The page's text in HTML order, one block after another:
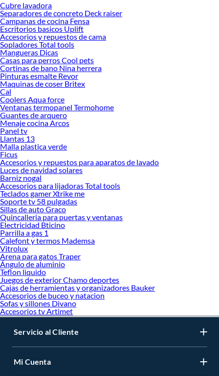
Desde remodelaciones hasta proyectos de decoración, estamos aquí para hacer
tus ideas realidad. ¡Visítanos y encuentra todo lo que tenemos para ofrecerte en
Neumáticos!
Explora la variedad de productos de Neumáticos en Sodimac
Herramientas, materiales y accesorios de calidad para tus proyectos y
renovación de espacios. ¡Visítanos y descubre todo lo que tenemos para
ofrecerte!
Encuentra una amplia variedad de productos de Neumáticos en Sodimac.
Encuentra todo lo necesario para tus proyectos de renovación y decoración.
¡Visítanos y haz tus ideas realidad!
Cubre lavadora
Separadores de concreto Deck raiser
Campanas de cocina Fensa
Escritorios basicos Uplift
Accesorios y repuestos de cama
Sopladores Total tools
Mangueras Dicas
Casas para perros Cool pets
Cortinas de bano Nina herrera
Pinturas esmalte Revor
Maquinas de coser Britex
Cal
Coolers Aqua force
Ventanas termopanel Termohome
Guantes de arquero
Menaje cocina Arcos
Panel tv
Llantas 13
Malla plastica verde
Ficus
Accesorios y repuestos para aparatos de lavado
Luces de navidad solares
Barniz nogal
Accesorios para lijadoras Total tools
Teclados gamer Xtrike me
Soporte tv 58 pulgadas
Sillas de auto Graco
Quincalleria para puertas y ventanas
Electricidad Bticino
Parrilla a gas 1
Calefont y termos Mademsa
Vitrolux
Arena para gatos Traper
Ángulo de aluminio
Teflon liquido
Juegos de exterior Chamo deportes
Cajas de herramientas y organizadores Bauker
Accesorios de buceo y natacion
Sofas y sillones Divano
Accesorios tv Artimet
Servicio al Cliente
Mi Cuenta